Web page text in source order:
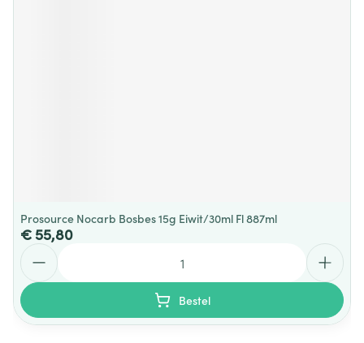
Prosource Nocarb Bosbes 15g Eiwit/30ml Fl 887ml
€ 55,80
Bestel